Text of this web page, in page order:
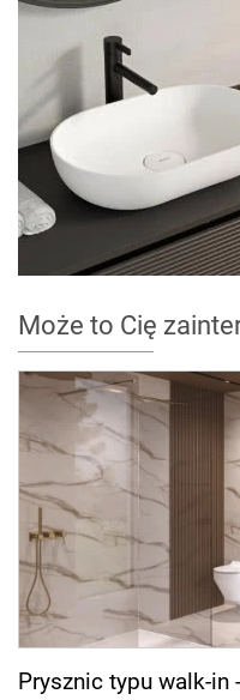
Może to Cię
Prysznic typu walk-in